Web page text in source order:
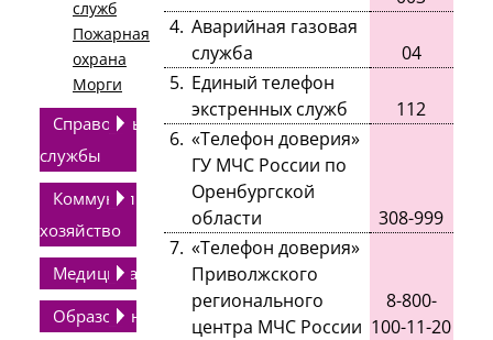
служб
Пожарная
охрана
Морги
Справочные
службы
Коммунальное
хозяйство
Медицина
Образование
4. Аварийная газовая
служба
04
5. Единый телефон
экстренных служб
112
6. «Телефон доверия»
ГУ МЧС России по
Оренбургской
области
308-999
7. «Телефон доверия»
Приволжского
регионального
центра МЧС России
8-800-
100-11-20